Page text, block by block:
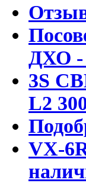
ДХО -
3S
L2
VX-